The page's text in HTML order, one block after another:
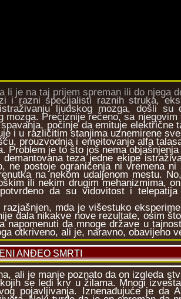
je na taj prijem spreman ili do njega
razni specijalisti raznih struka,
ljudskog mozga, došli su
Preciznije rečeno, sa
počinje da emituje električne
i u različitim stanjima uznemirene
prouzvodnja i emeitovanje alfa
Problem je to što još nema
teza jedne ekipe
ne postoje ograničenja ni vremena
na nekom udaljenom mestu.
ili nekim drugim mehanizmima,
da su vidovitost i telepatija
mda je višestuko
dala nikakve nove rezultate, osim
da mnoge države u
otkriveno, ali je, naravno, obavijeno
ANĐEO SMRTI
ali je manje poznato da on izgleda
se ledi krv u žilama. Mnogi
pojavljivanja. Iznenađujuće je da